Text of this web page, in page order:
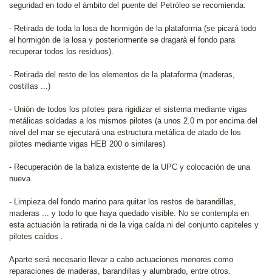
seguridad en todo el ámbito del puente del Petróleo se recomienda:
- Retirada de toda la losa de hormigón de la plataforma (se picará todo
el hormigón de la losa y posteriormente se dragarà el fondo para
recuperar todos los residuos).
- Retirada del resto de los elementos de la plataforma (maderas,
costillas ...)
- Unión de todos los pilotes para rigidizar el sistema mediante vigas
metálicas soldadas a los mismos pilotes (a unos 2.0 m por encima del
nivel del mar se ejecutará una estructura metálica de atado de los
pilotes mediante vigas HEB 200 o similares)
- Recuperación de la baliza existente de la UPC y colocación de una
nueva.
- Limpieza del fondo marino para quitar los restos de barandillas,
maderas ... y todo lo que haya quedado visible. No se contempla en
esta actuación la retirada ni de la viga caída ni del conjunto capiteles y
pilotes caídos .
Aparte será necesario llevar a cabo actuaciones menores como
reparaciones de maderas, barandillas y alumbrado, entre otros.